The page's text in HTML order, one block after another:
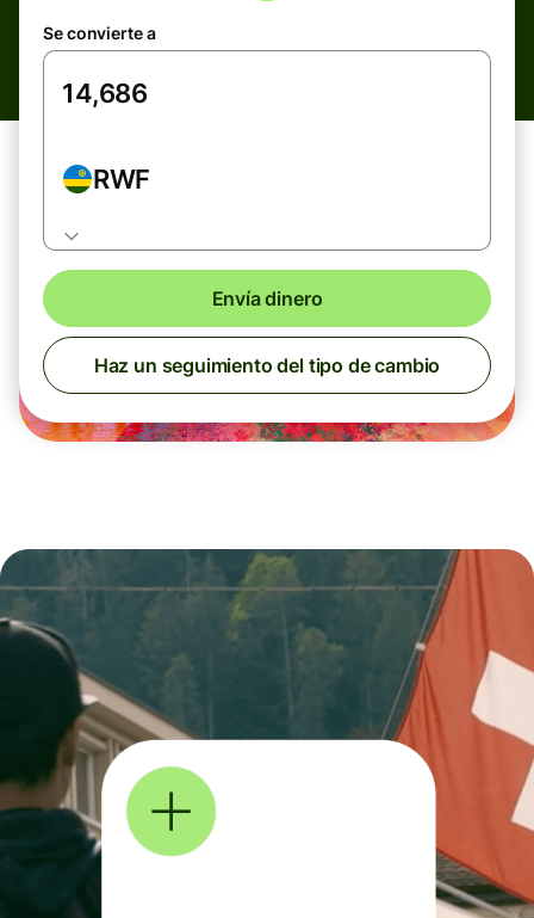
Se convierte a
RWF
Envía dinero
Haz un seguimiento del tipo de cambio